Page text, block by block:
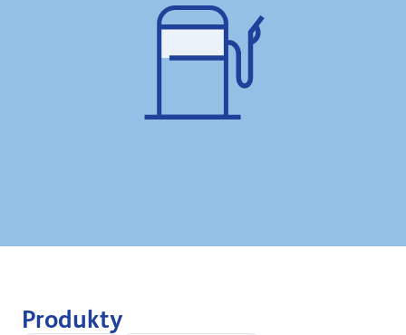
Produkty